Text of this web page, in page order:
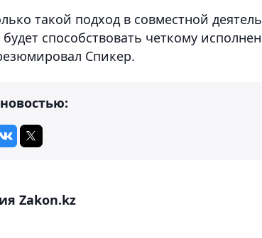
такой подход в совместной
будет способствовать четкому
Спикер.
Zakon.kz